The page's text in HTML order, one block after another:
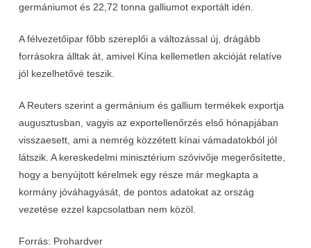
germániumot és 22,72 tonna galliumot exportált idén.
A félvezetőipar főbb szereplői a változással új, drágább
forrásokra álltak át, amivel Kína kellemetlen akcióját relatíve
jól kezelhetővé teszik.
A Reuters szerint a germánium és gallium termékek exportja
augusztusban, vagyis az exportellenőrzés első hónapjában
visszaesett, ami a nemrég közzétett kínai vámadatokból jól
látszik. A kereskedelmi minisztérium szóvivője megerősítette,
hogy a benyújtott kérelmek egy része már megkapta a
kormány jóváhagyását, de pontos adatokat az ország
vezetése ezzel kapcsolatban nem közöl.
Forrás: Prohardver